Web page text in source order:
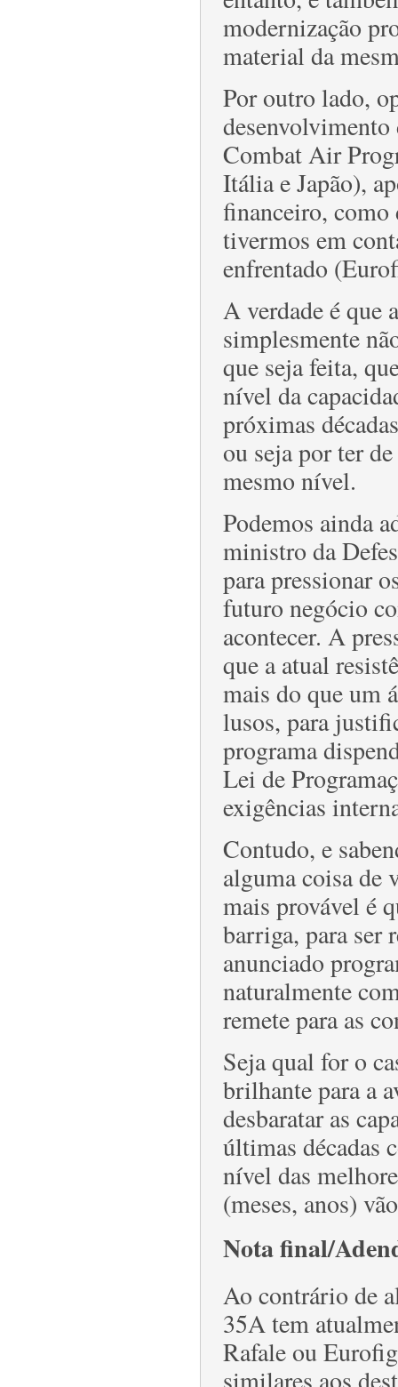
modernização
material da
Por outro lado,
Combat Air
Itália e Japão),
financeiro, como
tivermos em
enfrentado
A verdade é que
simplesmente
que seja feita,
nível da
próximas
ou seja por ter
mesmo nível.
Podemos ainda
ministro da
para pressionar
futuro negócio
acontecer. A
que a atual
mais do que um
lusos, para
programa
Lei de
exigências
Contudo, e
alguma coisa de
mais provável é
barriga, para ser
anunciado
naturalmente
remete para as
Seja qual for o
brilhante para a
desbaratar as
últimas décadas
nível das
(meses, anos)
Nota final/
Ao contrário de
35A tem
Rafale ou
similares aos